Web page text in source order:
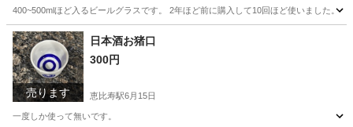
400~500mlほど入るビールグラスです。 2年ほど前に購入して10回ほど使いました。
東京 渋谷区 恵比寿駅 食器
売ります
日本酒お猪口
300円
恵比寿駅6月15日
一度しか使って無いです。